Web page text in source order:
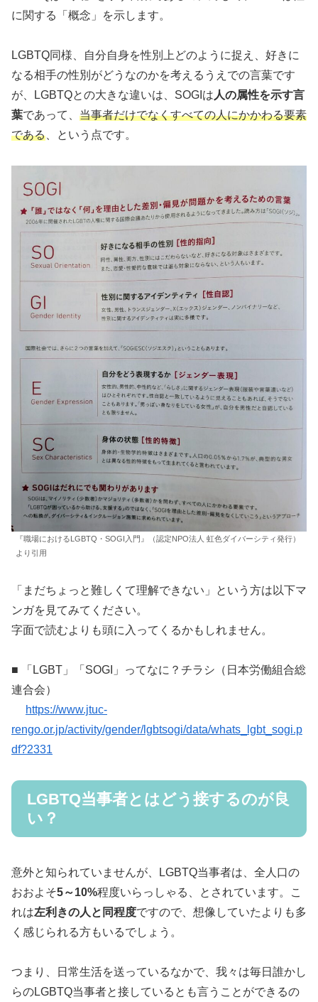
に関する「概念」を示します。
LGBTQ同様、自分自身を性別上どのように捉え、好きに
なる相手の性別がどうなのかを考えるうえでの言葉です
が、LGBTQとの大きな違いは、SOGIは 人の属性を示す言
葉であって、 当事者だけでなくすべての人にかかわる要素
である 、という点です。
『職場におけるLGBTQ・SOGI入門』（認定NPO法人 虹色ダイバーシティ発行）
より引用
「まだちょっと難しくて理解できない」という方は以下マ
ンガを見てみてください。
字面で読むよりも頭に入ってくるかもしれません。
■ 「LGBT」「SOGI」ってなに？チラシ（日本労働組合総
連合会）
https://www.jtuc-
rengo.or.jp/activity/gender/lgbtsogi/data/whats_lgbt_sogi.p
df?2331
LGBTQ当事者とはどう接するのが良
い？
意外と知られていませんが、LGBTQ当事者は、全人口の
おおよそ5～10%程度いらっしゃる、とされています。こ
れは左利きの人と同程度ですので、想像していたよりも多
く感じられる方もいるでしょう。
つまり、日常生活を送っているなかで、我々は毎日誰かし
らのLGBTQ当事者と接しているとも言うことができるの